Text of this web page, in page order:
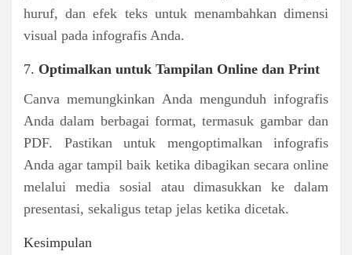
huruf, dan efek teks untuk menambahkan dimensi
visual pada infografis Anda.
7. Optimalkan untuk Tampilan Online dan Print
Canva memungkinkan Anda mengunduh infografis
Anda dalam berbagai format, termasuk gambar dan
PDF. Pastikan untuk mengoptimalkan infografis
Anda agar tampil baik ketika dibagikan secara online
melalui media sosial atau dimasukkan ke dalam
presentasi, sekaligus tetap jelas ketika dicetak.
Kesimpulan